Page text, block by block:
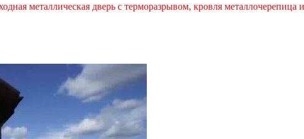
металлическая дверь с терморазрывом, кровля